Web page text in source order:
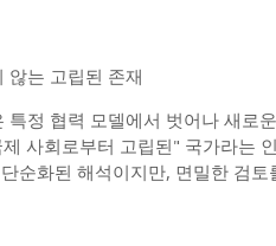
않는 고립된 존재
정 협력 모델에서 벗어나 새로
사회로부터 고립된" 국가라는
순화된 해석이지만, 면밀한 검